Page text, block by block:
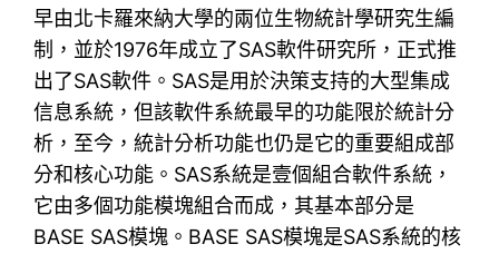
早由北卡羅來納大學的兩位生物統計學研究生編
制，並於1976年成立了SAS軟件研究所，正式推
出了SAS軟件。SAS是用於決策支持的大型集成
信息系統，但該軟件系統最早的功能限於統計分
析，至今，統計分析功能也仍是它的重要組成部
分和核心功能。SAS系統是壹個組合軟件系統，
它由多個功能模塊組合而成，其基本部分是
BASE SAS模塊。BASE SAS模塊是SAS系統的核